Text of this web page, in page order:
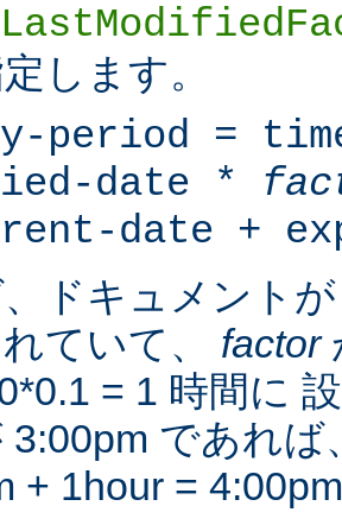
します。
period =
date *
date +
ドキュメント
ていて、 factor
= 1 時間に
3:00pm であれ
+ 1hour =